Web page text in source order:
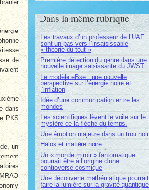
de
dans
PKS
un
Dans la même rubrique
Les travaux d’un professeur de l’UAF
sont un pas vers l’insaisissable
« théorie du tout »
Première détection du genre dans une
nouvelle image saisissante du JWST
Le modèle eBse : une nouvelle
perspective sur l’énergie noire et
l’inflation
Idée d’une communication entre les
mondes
Les scientifiques lèvent le voile sur le
mystère de la flèche du temps.
Une éruption majeure dans un trou noir
Halos et matière noire
Un « monde miroir » fantomatique
pourrait être à l’origine d’une
controverse cosmique
Une découverte mathématique pourrait
faire la lumière sur la gravité quantique